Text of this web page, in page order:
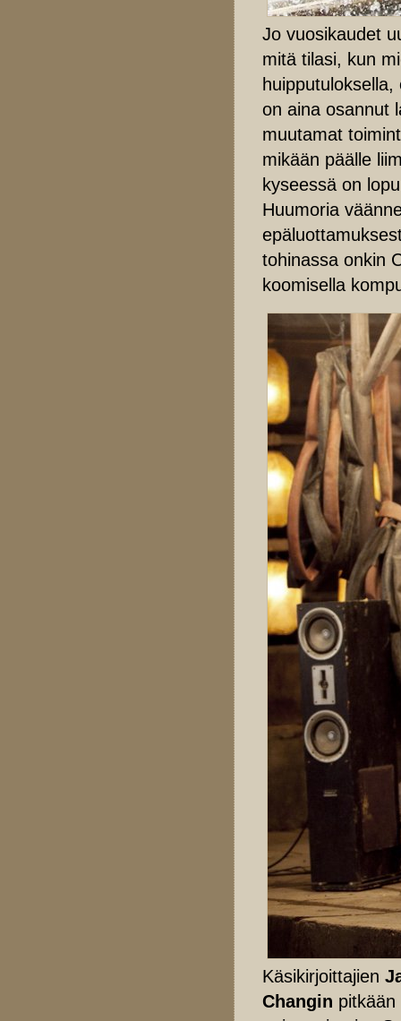
Jo vuosikaudet
mitä tilasi, kun
on aina osannut
muutamat
mikään päälle
kyseessä on
Huumoria
tohinassa onkin
koomisella
Käsikirjoittajien
Changin